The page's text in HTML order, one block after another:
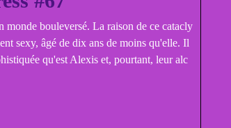
bouleversé. La raison de ce catacly
sexy, âgé de dix ans de moins qu'elle. Il
qu'est Alexis et, pourtant, leur alc